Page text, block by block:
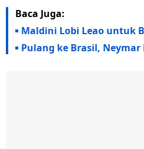
Baca Juga:
Maldini Lobi Leao untuk
Pulang ke Brasil,